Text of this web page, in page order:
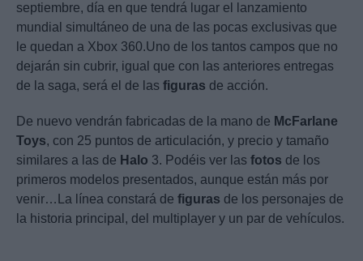
septiembre, día en que tendrá lugar el lanzamiento
mundial simultáneo de una de las pocas exclusivas que
le quedan a Xbox 360.Uno de los tantos campos que no
dejarán sin cubrir, igual que con las anteriores entregas
de la saga, será el de las figuras de acción.
De nuevo vendrán fabricadas de la mano de McFarlane
Toys, con 25 puntos de articulación, y precio y tamaño
similares a las de Halo 3. Podéis ver las fotos de los
primeros modelos presentados, aunque están más por
venir…La línea constará de figuras de los personajes de
la historia principal, del multiplayer y un par de vehículos.